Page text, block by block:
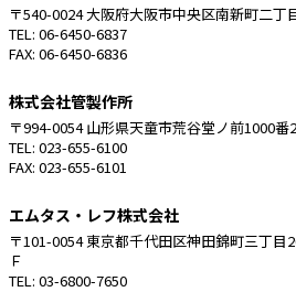
〒540-0024 大阪府大阪市中央区南新町二丁
TEL: 06-6450-6837
FAX: 06-6450-6836
株式会社管製作所
〒994-0054 山形県天童市荒谷堂ノ前1000番
TEL: 023-655-6100
FAX: 023-655-6101
エムタス・レフ株式会社
〒101-0054 東京都千代田区神田錦町三丁
Ｆ
TEL: 03-6800-7650